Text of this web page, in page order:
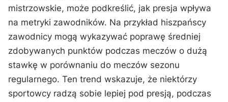
mistrzowskie, może podkreślić, jak presja wpływa
na metryki zawodników. Na przykład hiszpańscy
zawodnicy mogą wykazywać poprawę średniej
zdobywanych punktów podczas meczów o dużą
stawkę w porównaniu do meczów sezonu
regularnego. Ten trend wskazuje, że niektórzy
sportowcy radzą sobie lepiej pod presją, podczas